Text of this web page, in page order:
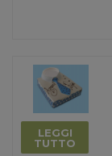
LEGGI
TUTTO